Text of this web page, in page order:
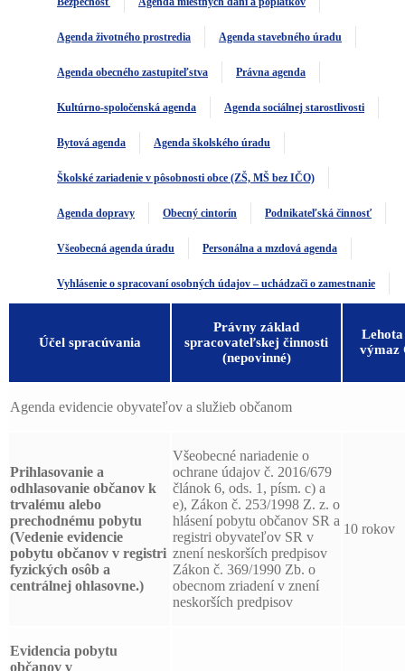
Agenda životného prostredia Agenda stavebného úradu
Agenda obecného zastupiteľstva Právna agenda
Kultúrno-spoločenská agenda Agenda sociálnej starostlivosti
Bytová agenda Agenda školského úradu
Školské zariadenie v pôsobnosti obce (ZŠ, MŠ bez IČO)
Agenda dopravy Obecný cintorín Podnikateľská činnosť
Všeobecná agenda úradu Personálna a mzdová agenda
Vyhlásenie o spracovaní osobných údajov – uchádzači o zamestnanie
Účel spracúvania
Právny základ
spracovateľskej činnosti
(nepovinné)
výmaz
Agenda evidencie obyvateľov a služieb občanom
Prihlasovanie a
odhlasovanie občanov k
trvalému alebo
prechodnému pobytu
(Vedenie evidencie
pobytu občanov v registri
fyzických osôb a
centrálnej ohlasovne.)
Všeobecné nariadenie o
ochrane údajov č. 2016/679
článok 6, ods. 1, písm. c) a
e), Zákon č. 253/1998 Z. z. o
hlásení pobytu občanov SR a
registri obyvateľov SR v
znení neskorších predpisov
Zákon č. 369/1990 Zb. o
obecnom zriadení v znení
neskorších predpisov
10 rokov
Evidencia pobytu
občanov v